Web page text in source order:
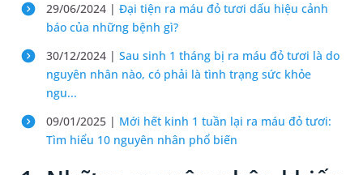
29/06/2024 | Đại tiện ra máu đỏ tươi dấu hiệu cảnh
báo của những bệnh gì?
30/12/2024 | Sau sinh 1 tháng bị ra máu đỏ tươi là do
nguyên nhân nào, có phải là tình trạng sức khỏe
ngu...
09/01/2025 | Mới hết kinh 1 tuần lại ra máu đỏ tươi​:
Tìm hiểu 10 nguyên nhân phổ biến